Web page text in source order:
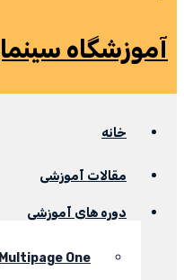
آموزشگاه
خانه
مقالات آموزشی
دوره های آموزشی
Multipage One